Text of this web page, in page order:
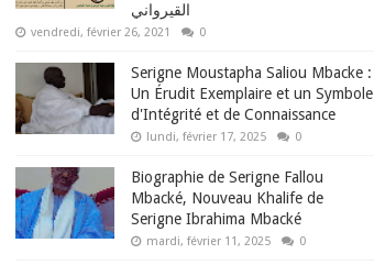
القيرواني
vendredi, février 26, 2021 0
Serigne Moustapha Saliou Mbacke :
Un Érudit Exemplaire et un Symbole
d'Intégrité et de Connaissance
lundi, février 17, 2025 0
Biographie de Serigne Fallou
Mbacké, Nouveau Khalife de
Serigne Ibrahima Mbacké
mardi, février 11, 2025 0